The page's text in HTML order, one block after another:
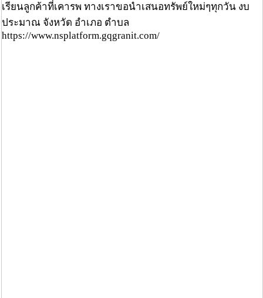
เรียนลูกค้าที่เคารพ ทางเราขอนำเสนอทรัพย์ใหม่ๆทุกวัน งบ
ประมาณ จังหวัด อำเภอ ตำบล
https://www.nsplatform.gqgranit.com/